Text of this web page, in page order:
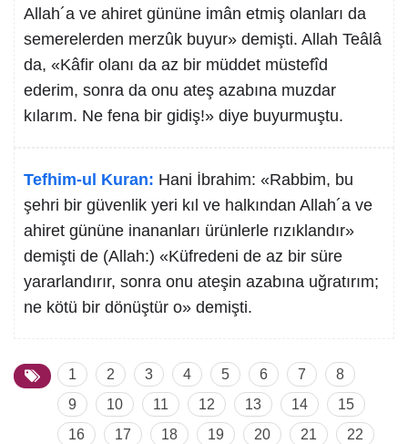
Allah´a ve ahiret gününe imân etmiş olanları da
semerelerden merzûk buyur» demişti. Allah Teâlâ
da, «Kâfir olanı da az bir müddet müstefîd
ederim, sonra da onu ateş azabına muzdar
kılarım. Ne fena bir gidiş!» diye buyurmuştu.
Tefhim-ul Kuran: Hani İbrahim: «Rabbim, bu
şehri bir güvenlik yeri kıl ve halkından Allah´a ve
ahiret gününe inananları ürünlerle rızıklandır»
demişti de (Allah:) «Küfredeni de az bir süre
yararlandırır, sonra onu ateşin azabına uğratırım;
ne kötü bir dönüştür o» demişti.
1 2 3 4 5 6 7
8
9
10 11 12 13 14
15
16
17 18 19 20 21
22